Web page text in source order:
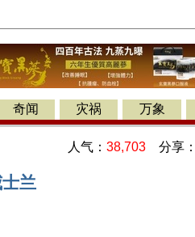
奇闻 灾祸 万象
人气： 38,703 分享：
兰